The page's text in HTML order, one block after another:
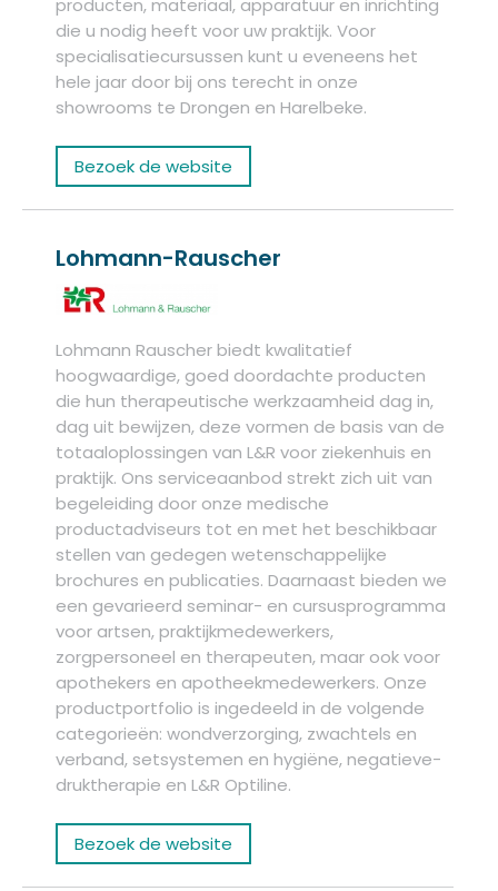
die u nodig heeft voor uw praktijk. Voor
specialisatiecursussen kunt u eveneens het
hele jaar door bij ons terecht in onze
showrooms te Drongen en Harelbeke.
Bezoek de website
Lohmann-Rauscher
Lohmann Rauscher biedt kwalitatief
hoogwaardige, goed doordachte producten
die hun therapeutische werkzaamheid dag in,
dag uit bewijzen, deze vormen de basis van de
totaaloplossingen van L&R voor ziekenhuis en
praktijk. Ons serviceaanbod strekt zich uit van
begeleiding door onze medische
productadviseurs tot en met het beschikbaar
stellen van gedegen wetenschappelijke
brochures en publicaties. Daarnaast bieden we
een gevarieerd seminar- en cursusprogramma
voor artsen, praktijkmedewerkers,
zorgpersoneel en therapeuten, maar ook voor
apothekers en apotheekmedewerkers. Onze
productportfolio is ingedeeld in de volgende
categorieën: wondverzorging, zwachtels en
verband, setsystemen en hygiëne, negatieve-
druktherapie en L&R Optiline.
Bezoek de website